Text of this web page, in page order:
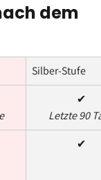
dem
Silber-Stufe
✔
Letzte 90
✔